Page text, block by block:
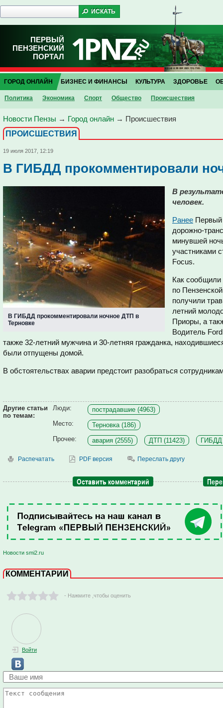
ПЕРВЫЙ
ПЕНЗЕНСКИЙ
ПОРТАЛ
ГОРОД ОНЛАЙН
Политика Экономика Спорт Общество Проиcшествия
БИЗНЕС И ФИНАНСЫ КУЛЬТУРА ЗДОРОВЬЕ
Новости Пензы → Город онлайн → Проиcшествия
ПРОИCШЕСТВИЯ
19 июля 2017, 12:19
В ГИБДД прокомментировали
В ГИБДД прокомментировали ночное ДТП в
Терновке
В
человек.
Ранее Первый
дорожно-
минувшей
участниками
Focus.
Как
по
получили
летний
Приоры, а
Водитель
также 32-летний мужчина и 30-летняя гражданка,
были отпущены домой.
В обстоятельствах аварии предстоит разобраться
Другие статьи
по темам:
Люди:
пострадавшие (4963)
Место:
Терновка (186)
Прочее:
авария (2555) ДТП (11423) ГИБДД
Распечатать PDF версия Переслать другу
Оставить комментарий
Новости smi2.ru
КОММЕНТАРИИ
- Нажмите ,чтобы оценить
Войти